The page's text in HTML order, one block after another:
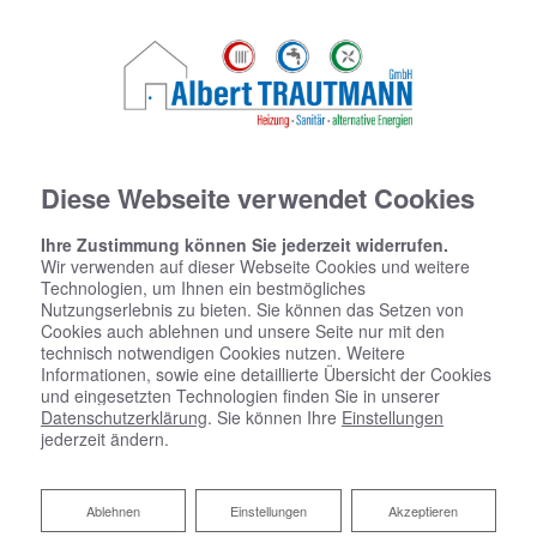
Diese Webseite verwendet Cookies
Ihre Zustimmung können Sie jederzeit widerrufen.
Wir verwenden auf dieser Webseite Cookies und weitere
Technologien, um Ihnen ein bestmögliches
Nutzungserlebnis zu bieten. Sie können das Setzen von
Cookies auch ablehnen und unsere Seite nur mit den
technisch notwendigen Cookies nutzen. Weitere
Informationen, sowie eine detaillierte Übersicht der Cookies
und eingesetzten Technologien finden Sie in unserer
Datenschutzerklärung. Sie können Ihre Einstellungen
jederzeit ändern.
Akzeptieren
Einstellungen
Ablehnen
Ablehnen